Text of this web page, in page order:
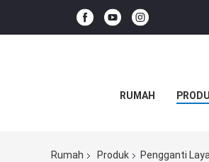
RUMAH
Rumah Produk Pengganti